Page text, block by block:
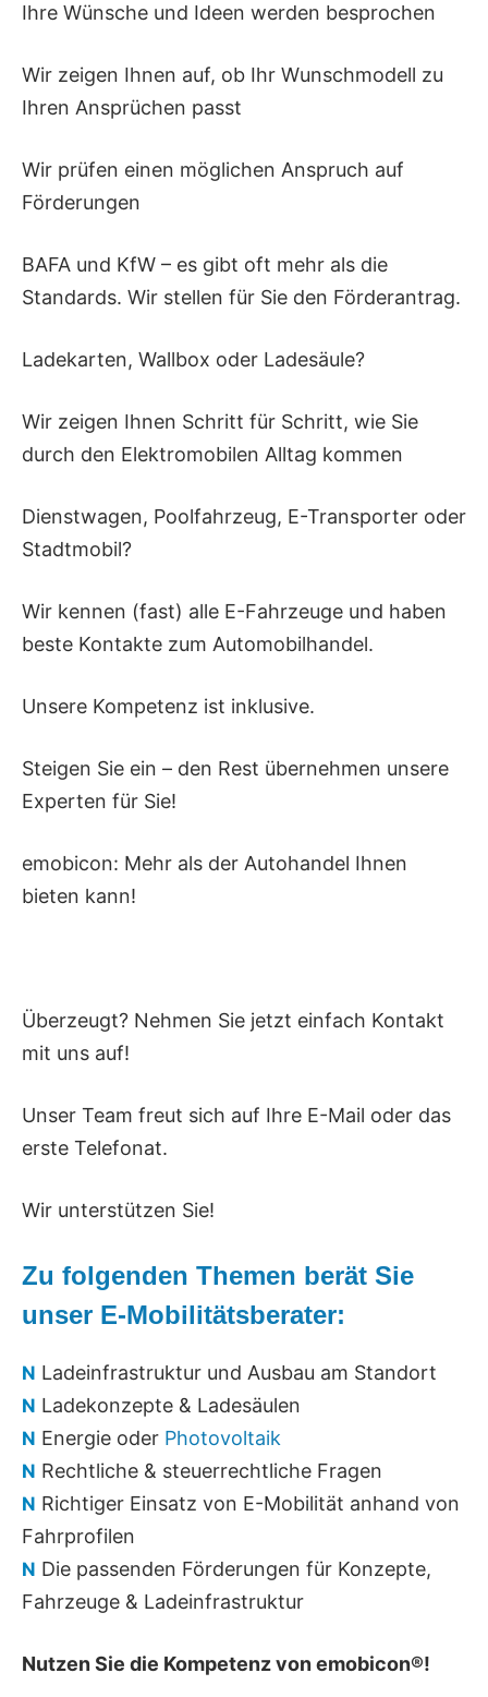
Ihre Wünsche und Ideen werden besprochen
Wir zeigen Ihnen auf, ob Ihr Wunschmodell zu
Ihren Ansprüchen passt
Wir prüfen einen möglichen Anspruch auf
Förderungen
BAFA und KfW – es gibt oft mehr als die
Standards. Wir stellen für Sie den Förderantrag.
Ladekarten, Wallbox oder Ladesäule?
Wir zeigen Ihnen Schritt für Schritt, wie Sie
durch den Elektromobilen Alltag kommen
Dienstwagen, Poolfahrzeug, E-Transporter oder
Stadtmobil?
Wir kennen (fast) alle E-Fahrzeuge und haben
beste Kontakte zum Automobilhandel.
Unsere Kompetenz ist inklusive.
Steigen Sie ein – den Rest übernehmen unsere
Experten für Sie!
emobicon: Mehr als der Autohandel Ihnen
bieten kann!
Überzeugt? Nehmen Sie jetzt einfach Kontakt
mit uns auf!
Unser Team freut sich auf Ihre E-Mail oder das
erste Telefonat.
Wir unterstützen Sie!
Zu folgenden Themen berät Sie
unser E-Mobilitätsberater:
N Ladeinfrastruktur und Ausbau am Standort
N Ladekonzepte & Ladesäulen
N Energie oder Photovoltaik
N Rechtliche & steuerrechtliche Fragen
N Richtiger Einsatz von E-Mobilität anhand von
Fahrprofilen
N Die passenden Förderungen für Konzepte,
Fahrzeuge & Ladeinfrastruktur
Nutzen Sie die Kompetenz von emobicon®!